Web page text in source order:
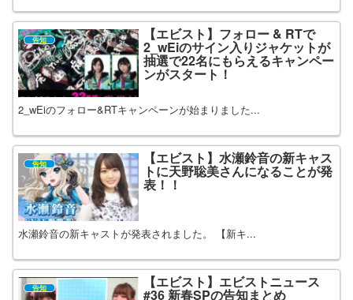
告知 【エビスト】フォロー & RTで
2_wEiのサイン入りジャケットが
抽選で22名にもらえるキャンペー
ンがスタート！
2_wEiのフォロー&RTキャンペーンが始まりました...
告知 【エビスト】水瀬鈴音の新キャス
トに天野聡美さんになることが発
表！！
水瀬鈴音の新キャストが発表されました。 【新キ...
告知 【エビスト】エビストニュース
#36 新春SPの告知まとめ